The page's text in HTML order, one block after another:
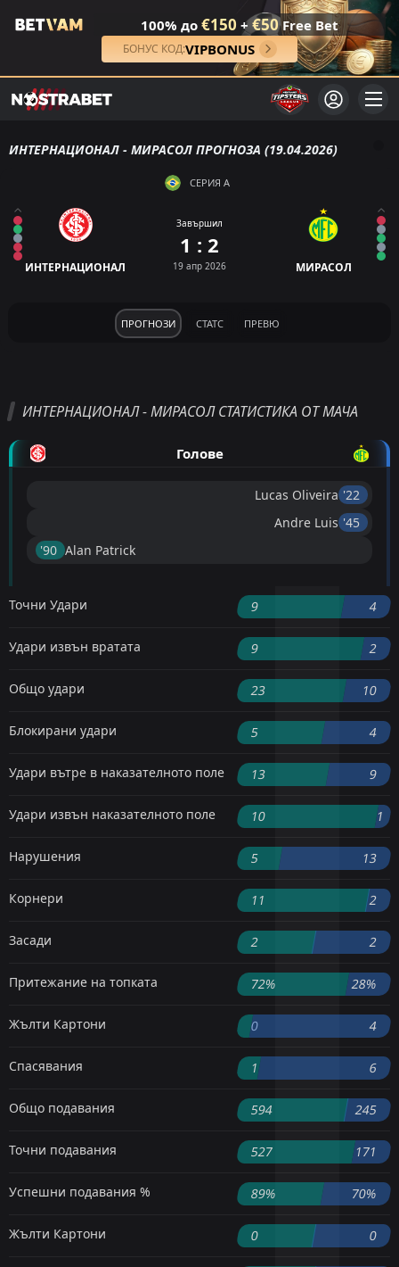
100% до €150 + €50Free Bet
БОНУС КОД:VIPBONUS
ИНТЕРНАЦИОНАЛ - МИРАСОЛ ПРОГНОЗА (19.04.2026)
СЕРИЯ А
ИНТЕРНАЦИОНАЛ
Завършил
1 : 2
19 апр 2026 МИРАСОЛ
ПРОГНОЗИ СТАТС ПРЕВЮ
ИНТЕРНАЦИОНАЛ - МИРАСОЛ СТАТИСТИКА ОТ МАЧА
Голове
Lucas Oliveira '22 ︎
Andre Luis '45 ︎
'90 ︎ Alan Patrick
Точни Удари 9 4
Удари извън вратата 9 2
Общо удари 23 10
Блокирани удари 5 4
Удари вътре в наказателното поле 13 9
Удари извън наказателното поле 10 1
Нарушения 5 13
Корнери 11 2
Засади 2 2
Притежание на топката 72% 28%
Жълти Картони 0 4
Спасявания 1 6
Общо подавания 594 245
Точни подавания 527 171
Успешни подавания % 89% 70%
Жълти Картони 0 0